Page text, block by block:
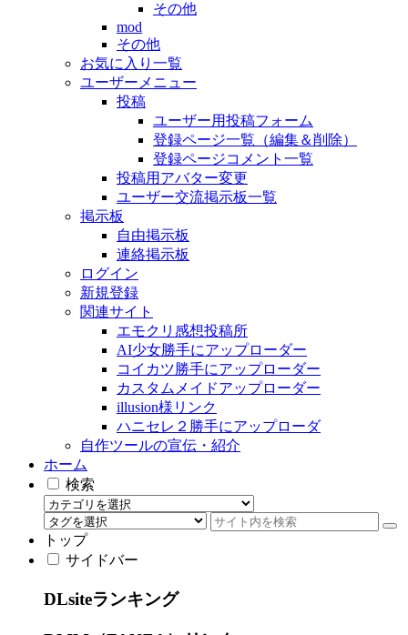
その他
mod
その他
お気に入り一覧
ユーザーメニュー
投稿
ユーザー用投稿フォーム
登録ページ一覧（編集＆削除）
登録ページコメント一覧
投稿用アバター変更
ユーザー交流掲示板一覧
掲示板
自由掲示板
連絡掲示板
ログイン
新規登録
関連サイト
エモクリ感想投稿所
AI少女勝手にアップローダー
コイカツ勝手にアップローダー
カスタムメイドアップローダー
illusion様リンク
ハニセレ２勝手にアップローダ
自作ツールの宣伝・紹介
ホーム
検索
トップ
サイドバー
DLsiteランキング